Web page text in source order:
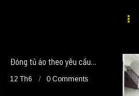
Đóng tủ áo theo yêu cầu...
12 Th6 0 Comments